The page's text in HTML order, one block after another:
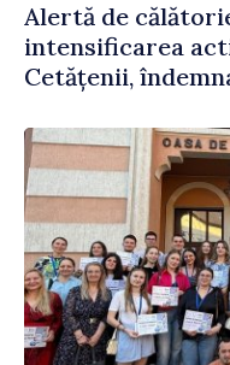
Alertă de
intensificarea
Cetățenii,